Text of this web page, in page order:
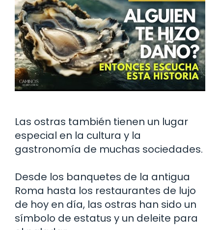
Las ostras también tienen un lugar
especial en la cultura y la
gastronomía de muchas sociedades.
Desde los banquetes de la antigua
Roma hasta los restaurantes de lujo
de hoy en día, las ostras han sido un
símbolo de estatus y un deleite para